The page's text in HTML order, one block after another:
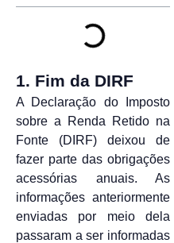
1. Fim da DIRF
A Declaração do Imposto
sobre a Renda Retido na
Fonte (DIRF) deixou de
fazer parte das obrigações
acessórias anuais. As
informações anteriormente
enviadas por meio dela
passaram a ser informadas